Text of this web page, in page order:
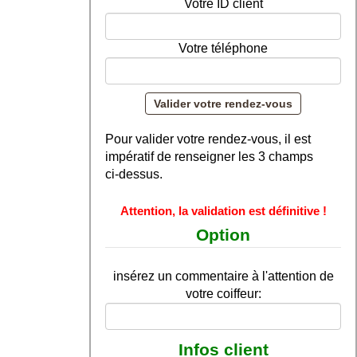
Votre ID client
Votre téléphone
Pour valider votre rendez-vous, il est
impératif de renseigner les 3 champs
ci-dessus.
Attention, la validation est définitive !
Option
insérez un commentaire à l'attention de
votre coiffeur:
Infos client